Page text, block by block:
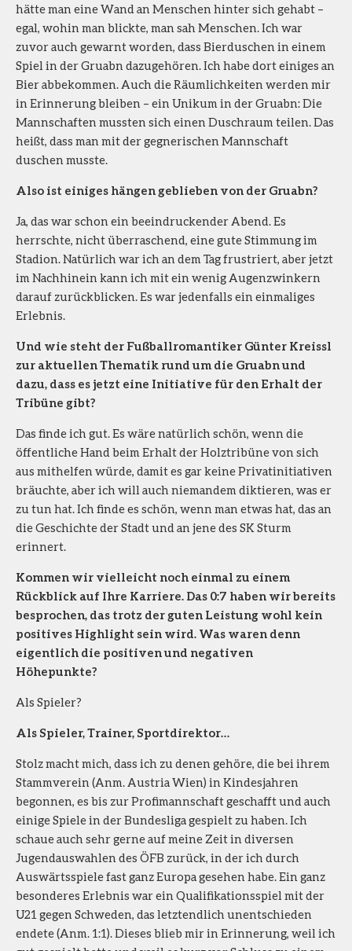
hätte man eine Wand an Menschen hinter sich gehabt –
egal, wohin man blickte, man sah Menschen. Ich war
zuvor auch gewarnt worden, dass Bierduschen in einem
Spiel in der Gruabn dazugehören. Ich habe dort einiges an
Bier abbekommen. Auch die Räumlichkeiten werden mir
in Erinnerung bleiben – ein Unikum in der Gruabn: Die
Mannschaften mussten sich einen Duschraum teilen. Das
heißt, dass man mit der gegnerischen Mannschaft
duschen musste.
Also ist einiges hängen geblieben von der Gruabn?
Ja, das war schon ein beeindruckender Abend. Es
herrschte, nicht überraschend, eine gute Stimmung im
Stadion. Natürlich war ich an dem Tag frustriert, aber jetzt
im Nachhinein kann ich mit ein wenig Augenzwinkern
darauf zurückblicken. Es war jedenfalls ein einmaliges
Erlebnis.
Und wie steht der Fußballromantiker Günter Kreissl
zur aktuellen Thematik rund um die Gruabn und
dazu, dass es jetzt eine Initiative für den Erhalt der
Tribüne gibt?
Das finde ich gut. Es wäre natürlich schön, wenn die
öffentliche Hand beim Erhalt der Holztribüne von sich
aus mithelfen würde, damit es gar keine Privatinitiativen
bräuchte, aber ich will auch niemandem diktieren, was er
zu tun hat. Ich finde es schön, wenn man etwas hat, das an
die Geschichte der Stadt und an jene des SK Sturm
erinnert.
Kommen wir vielleicht noch einmal zu einem
Rückblick auf Ihre Karriere. Das 0:7 haben wir bereits
besprochen, das trotz der guten Leistung wohl kein
positives Highlight sein wird. Was waren denn
eigentlich die positiven und negativen
Höhepunkte?
Als Spieler?
Als Spieler, Trainer, Sportdirektor…
Stolz macht mich, dass ich zu denen gehöre, die bei ihrem
Stammverein (Anm. Austria Wien) in Kindesjahren
begonnen, es bis zur Profimannschaft geschafft und auch
einige Spiele in der Bundesliga gespielt zu haben. Ich
schaue auch sehr gerne auf meine Zeit in diversen
Jugendauswahlen des ÖFB zurück, in der ich durch
Auswärtsspiele fast ganz Europa gesehen habe. Ein ganz
besonderes Erlebnis war ein Qualifikationsspiel mit der
U21 gegen Schweden, das letztendlich unentschieden
endete (Anm. 1:1). Dieses blieb mir in Erinnerung, weil ich